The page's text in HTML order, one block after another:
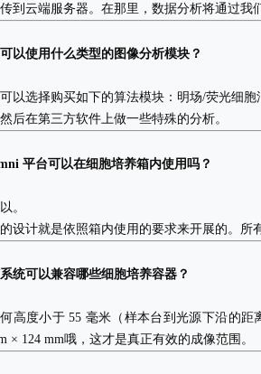
传到云端服务器。在那里，数据分析将通过我
以使用什么类型的图像分析模块？
以选择购买如下的算法模块：明场/荧光细
后在第三方软件上做一些特殊的分析。
平台可以在细胞培养箱内使用吗？
。
设计就是依照箱内使用的要求来开展的。所
统可以兼容哪些细胞培养容器？
高度小于 55 毫米（样本台到光源下沿的距
× 124 mm哦，这才是真正有效的成像范围。